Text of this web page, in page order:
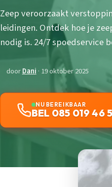
Zeep veroorzaakt
leidingen. Ontdek hoe je
nodig is. 24/7 spoedservice
doorDani · 19 oktober 2025
NU BEREIKBAAR
BEL 085 019 46